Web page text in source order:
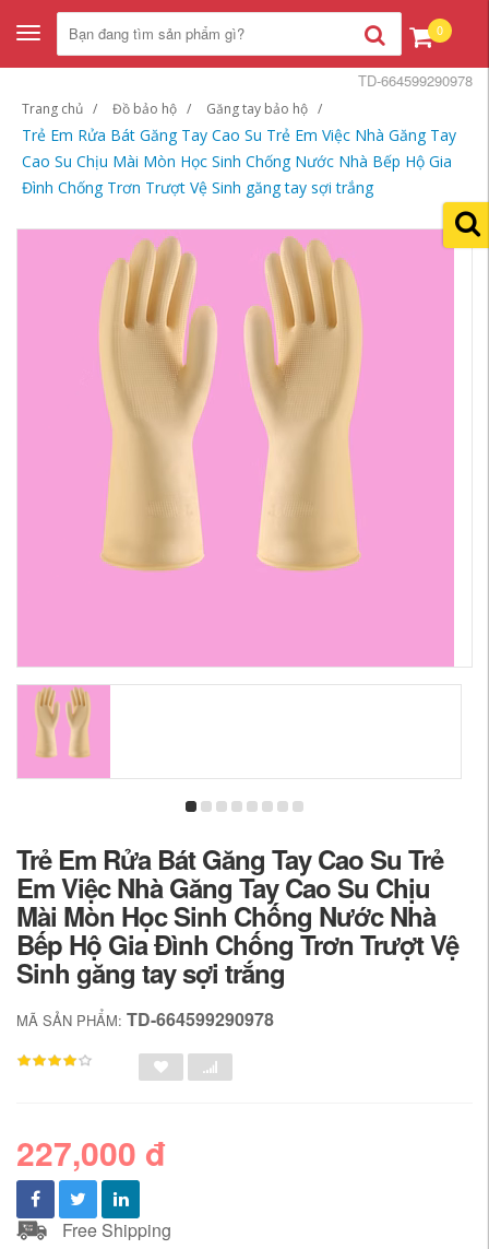
Toggle
navigation
0
Trang chủ Đồ bảo hộ Găng tay bảo hộ
Trẻ Em Rửa Bát Găng Tay Cao Su Trẻ Em Việc Nhà Găng Tay
Cao Su Chịu Mài Mòn Học Sinh Chống Nước Nhà Bếp Hộ Gia
Đình Chống Trơn Trượt Vệ Sinh găng tay sợi trắng
TD-664599290978
Trẻ Em Rửa Bát Găng Tay Cao Su Trẻ
Em Việc Nhà Găng Tay Cao Su Chịu
Mài Mòn Học Sinh Chống Nước Nhà
Bếp Hộ Gia Đình Chống Trơn Trượt Vệ
Sinh găng tay sợi trắng
MÃ SẢN PHẨM: TD-664599290978
227,000 đ
Free Shipping